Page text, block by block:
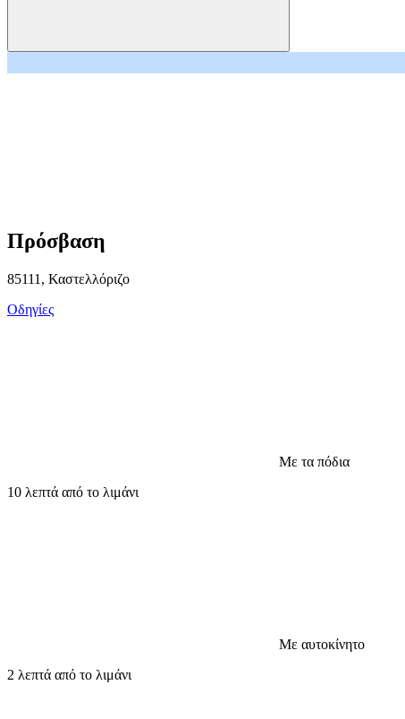
Πρόσβαση
85111, Καστελλόριζο
Οδηγίες
Με τα πόδια
10 λεπτά από το λιμάνι
Με αυτοκίνητο
2 λεπτά από το λιμάνι